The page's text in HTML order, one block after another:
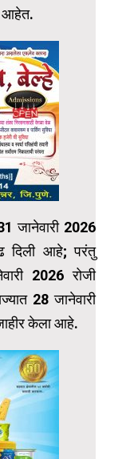
आहेत.
जानेवारी 2026
दिली आहे; परंतु
2026 रोजी
28 जानेवारी
केला आहे.